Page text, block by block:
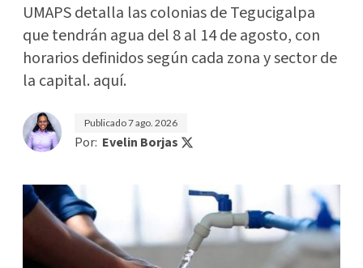
UMAPS detalla las colonias de Tegucigalpa
que tendrán agua del 8 al 14 de agosto, con
horarios definidos según cada zona y sector de
la capital. aquí.
Publicado7 ago. 2026
Por: Evelin Borjas